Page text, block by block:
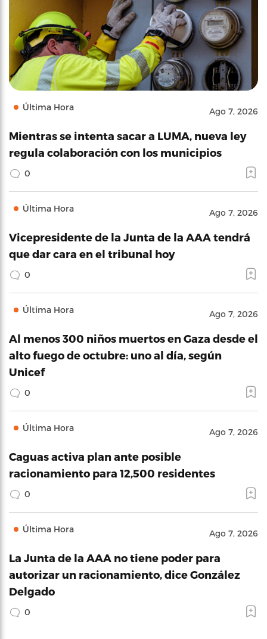
Última Hora Ago 7, 2026
Mientras se intenta sacar a LUMA, nueva ley
regula colaboración con los municipios
0
Última Hora Ago 7, 2026
Vicepresidente de la Junta de la AAA tendrá
que dar cara en el tribunal hoy
0
Última Hora Ago 7, 2026
Al menos 300 niños muertos en Gaza desde el
alto fuego de octubre: uno al día, según
Unicef
0
Última Hora Ago 7, 2026
Caguas activa plan ante posible
racionamiento para 12,500 residentes
0
Última Hora Ago 7, 2026
La Junta de la AAA no tiene poder para
autorizar un racionamiento, dice González
Delgado
0